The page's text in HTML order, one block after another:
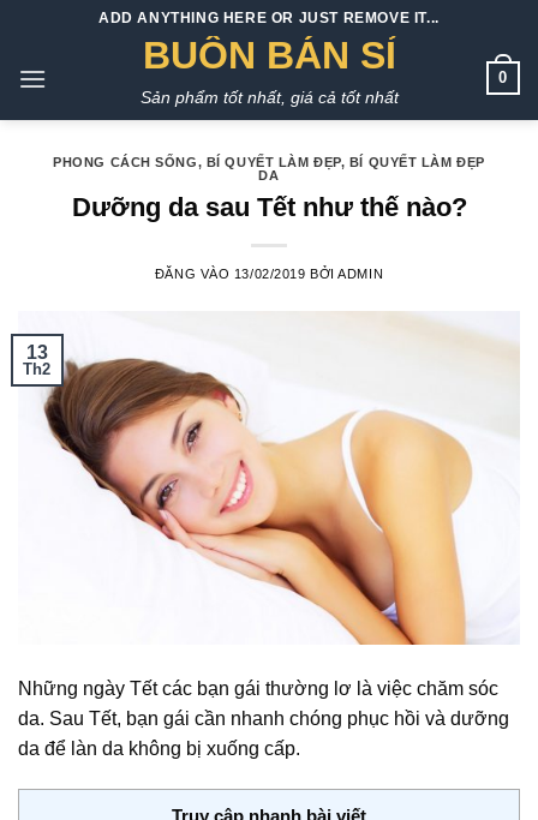
nội
ADD ANYTHING HERE OR JUST REMOVE IT...
BUÔN BÁN SỈ
Sản phẩm tốt nhất, giá cả tốt nhất
0
PHONG CÁCH SỐNG, BÍ QUYẾT LÀM ĐẸP, BÍ QUYẾT LÀM ĐẸP
DA
Dưỡng da sau Tết như thế nào?
ĐĂNG VÀO 13/02/2019 BỞIADMIN
13
Th2
Những ngày Tết các bạn gái thường lơ là việc chăm sóc
da. Sau Tết, bạn gái cần nhanh chóng phục hồi và dưỡng
da để làn da không bị xuống cấp.
Truy cập nhanh bài viết